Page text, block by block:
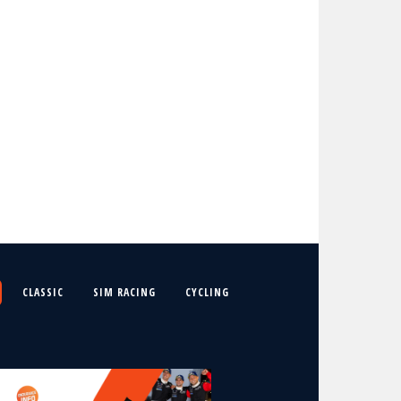
CLASSIC SIM RACING CYCLING